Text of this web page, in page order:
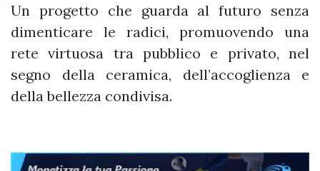
Un progetto che guarda al futuro senza
dimenticare le radici, promuovendo una
rete virtuosa tra pubblico e privato, nel
segno della ceramica, dell’accoglienza e
della bellezza condivisa.